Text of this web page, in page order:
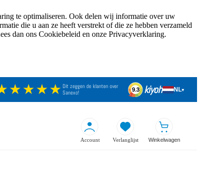
te optimaliseren. Ook delen wij informatie over uw
die u aan ze heeft verstrekt of die ze hebben verzameld
dan ons Cookiebeleid en onze Privacyverklaring.
Dit zeggen de klanten over
Sanexo!
9.3 kiyoh NL▾
Account Verlanglijst Winkelwagen